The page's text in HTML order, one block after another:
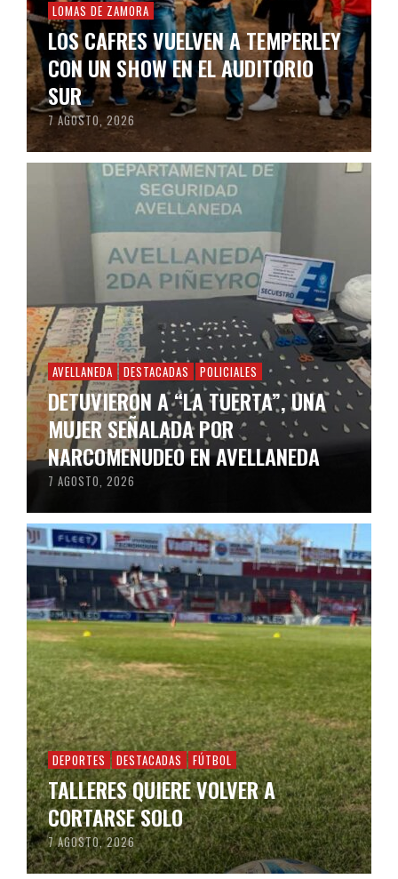
LOMAS DE ZAMORA
LOS CAFRES VUELVEN A TEMPERLEY
CON UN SHOW EN EL AUDITORIO
SUR
7 AGOSTO, 2026
AVELLANEDA DESTACADAS POLICIALES
DETUVIERON A “LA TUERTA”, UNA
MUJER SEÑALADA POR
NARCOMENUDEO EN AVELLANEDA
7 AGOSTO, 2026
DEPORTES DESTACADAS FÚTBOL
TALLERES QUIERE VOLVER A
CORTARSE SOLO
7 AGOSTO, 2026